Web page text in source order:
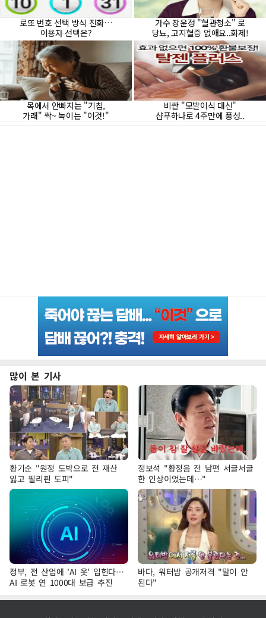
많이 본 기사
황기순 "원정 도박으로 전 재산
잃고 필리핀 도피"
정보석 "황정음 전 남편 서글서글
한 인상이었는데…"
정부, 전 산업에 'AI 옷' 입힌다…
AI 로봇 연 1000대 보급 추진
바다, 워터밤 공개저격 "말이 안
된다"